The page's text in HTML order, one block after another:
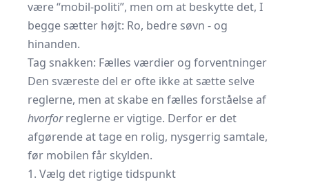
være “mobil-politi”, men om at beskytte det, I
begge sætter højt: Ro, bedre søvn - og
hinanden.
Tag snakken: Fælles værdier og forventninger
Den sværeste del er ofte ikke at sætte selve
reglerne, men at skabe en fælles forståelse af
hvorforreglerne er vigtige. Derfor er det
afgørende at tage en rolig, nysgerrig samtale,
før mobilen får skylden.
1. Vælg det rigtige tidspunkt